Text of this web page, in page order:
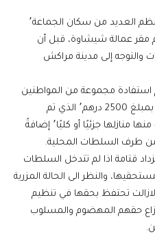
وحسب المعطيات المتوفرة٬ فقد نظم العديد من سكان الجماعة٬
أمام مقر عمالة شيشاوة، قبل أن
والتوجه إلى مدينة مراكش
مجموعة من المواطنين
من الدعم الشهر، والذي تم تحديده بمبلغ 2500 درهم٬ الذي تم
تخصيصه لصالح الأسر التي تضررت منها منازلها جزئيًا أو كليًا٬ إضافةً
طرف السلطات المحلية.
قتامة اذا لم تتدخل السلطات
والنظر الى الحالة المزرية
لازالت تحتفظ بحقها في تنظيم
حقهم المهضوم والمسلوب